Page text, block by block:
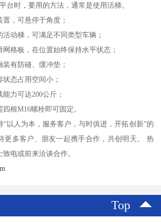
台时，要用的方法，通常是使用活梯。
，可悬停于角度；
动梯，可满足不同类型车辆；
网格板，在位置始终保持水平状态；
有防碰、缓冲垫；
态占用空间小；
力可达200公斤；
根M16螺栓即可固定。
“以人为本，服务客户，与时俱进，开拓创新”的
更多客户、朋友一起携手合作，共创明天。 热
电或前来洽谈合作。
Top